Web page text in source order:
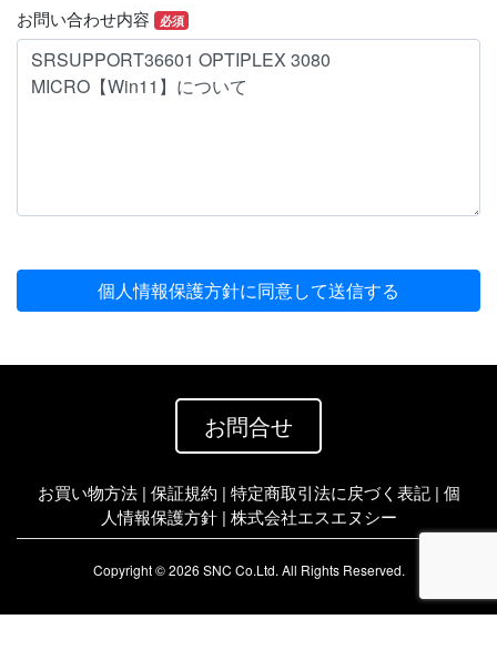
お問い合わせ内容 必須
個人情報保護方針に同意して送信する
お問合せ
お買い物方法| 保証規約 | 特定商取引法に戻づく表記| 個
人情報保護方針| 株式会社エスエヌシー
Copyright © 2026 SNC Co.Ltd. All Rights Reserved.